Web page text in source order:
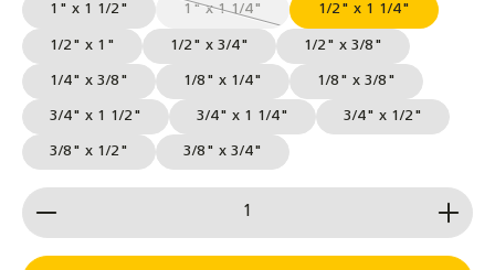
1" x 1 1/2" 1" x 1 1/4"
(Diese Option ist zurzeit nicht verfügbar.)
1/2" x 1 1/4"
1/2" x 1" 1/2" x 3/4" 1/2" x 3/8"
1/4" x 3/8" 1/8" x 1/4" 1/8" x 3/8"
3/4" x 1 1/2" 3/4" x 1 1/4" 3/4" x 1/2"
3/8" x 1/2" 3/8" x 3/4"
Produkt Anzahl: Gib den gewünschten Wert ein